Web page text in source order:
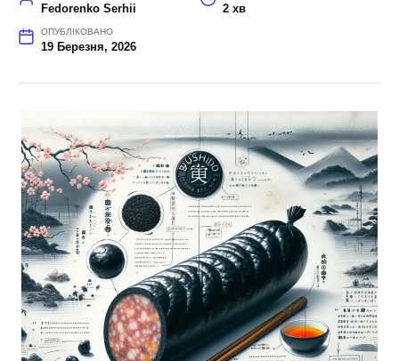
Fedorenko Serhii 2 хв
ОПУБЛІКОВАНО
19 Березня, 2026